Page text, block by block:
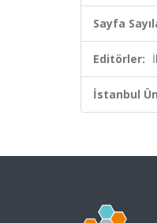
Sayfa
Editörler:
İstanbul